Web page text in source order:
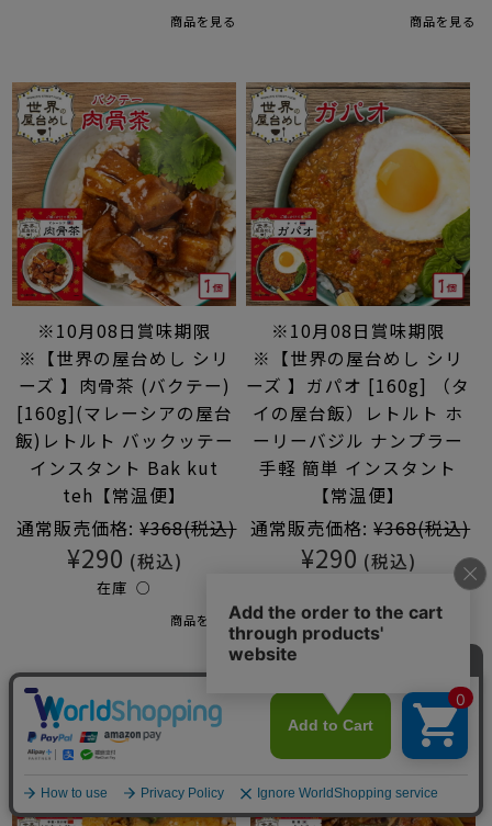
商品を見る 商品を見る
※10月08日賞味期限
※【世界の屋台めし シリ
ーズ 】肉骨茶 (バクテー)
[160g](マレーシアの屋台
飯)レトルト バックッテー
インスタント Bak kut
teh【常温便】
通常販売価格: ¥368(税込)
¥290 (税込)
在庫 ○
商品を見る
※10月08日賞味期限
※【世界の屋台めし シリ
ーズ 】ガパオ [160g] （タ
イの屋台飯）レトルト ホ
ーリーバジル ナンプラー
手軽 簡単 インスタント
【常温便】
通常販売価格: ¥368(税込)
¥290 (税込)
商品を見る